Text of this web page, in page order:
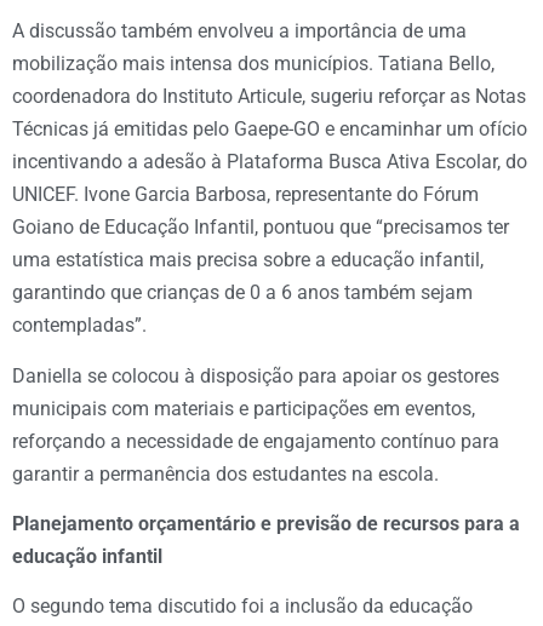
A discussão também envolveu a importância de uma
mobilização mais intensa dos municípios. Tatiana Bello,
coordenadora do Instituto Articule, sugeriu reforçar as Notas
Técnicas já emitidas pelo Gaepe-GO e encaminhar um ofício
incentivando a adesão à Plataforma Busca Ativa Escolar, do
UNICEF. Ivone Garcia Barbosa, representante do Fórum
Goiano de Educação Infantil, pontuou que “precisamos ter
uma estatística mais precisa sobre a educação infantil,
garantindo que crianças de 0 a 6 anos também sejam
contempladas”.
Daniella se colocou à disposição para apoiar os gestores
municipais com materiais e participações em eventos,
reforçando a necessidade de engajamento contínuo para
garantir a permanência dos estudantes na escola.
Planejamento orçamentário e previsão de recursos para a
educação infantil
O segundo tema discutido foi a inclusão da educação